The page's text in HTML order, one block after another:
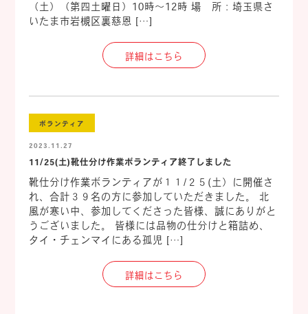
（土）（第四土曜日）10時～12時 場 所：埼玉県さ
いたま市岩槻区裏慈恩 […]
詳細はこちら
ボランティア
2023.11.27
11/25(土)靴仕分け作業ボランティア終了しました
靴仕分け作業ボランティアが１１/２５(土）に開催さ
れ、合計３９名の方に参加していただきました。 北
風が寒い中、参加してくださった皆様、誠にありがと
うございました。 皆様には品物の仕分けと箱詰め、
タイ・チェンマイにある孤児 […]
詳細はこちら